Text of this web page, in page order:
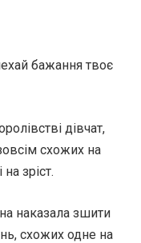
бажання твоє
дівчат,
схожих на
зріст.
наказала зшити
схожих одне на